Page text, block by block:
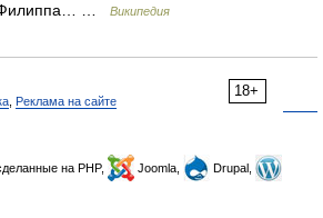
Филиппа… …
Википедия
18+
Реклама на сайте
сделанные на PHP, Joomla,
Drupal,